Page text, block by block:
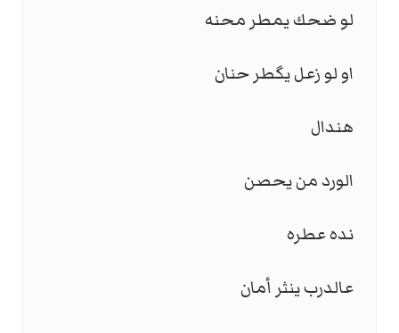
لو ضحك يمطر محنه
او لو زعل يگطر حنان
هندال
الورد من يحصن
نده عطره
عالدرب ينثر أمان